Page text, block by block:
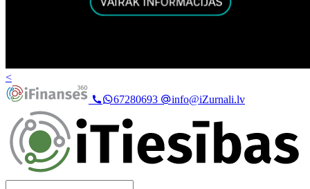
<
67280693
info@iZurnali.lv